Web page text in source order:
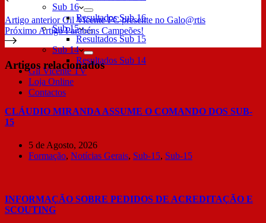
Sub 16
Resultados Sub 16
Sub 15
Resultados Sub 15
Sub 14
Resultados Sub 14
Gil Vicente TV
Loja Online
Contactos
Artigo anteriorGil Vicente FC presente no Galo@rtis
Próximo Artigo Parabéns Campeões!
Artigos relacionados
CLÁUDIO MIRANDA ASSUME O COMANDO DOS SUB-
15
5 de Agosto, 2026
Formação, Notícias Gerais, Sub-15, Sub-15
INFORMAÇÃO SOBRE PEDIDOS DE ACREDITAÇÃO E
SCOUTING